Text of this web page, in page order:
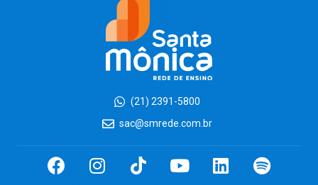
(21) 2391-5800
sac@smrede.com.br